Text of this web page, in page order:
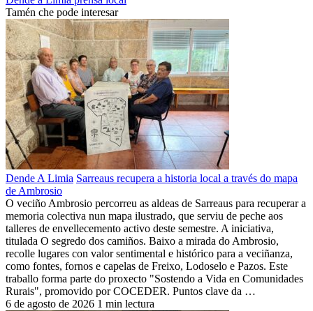
Tamén che pode interesar
Dende A Limia Sarreaus recupera a historia local a través do mapa
de Ambrosio
O veciño Ambrosio percorreu as aldeas de Sarreaus para recuperar a
memoria colectiva nun mapa ilustrado, que serviu de peche aos
talleres de envellecemento activo deste semestre. A iniciativa,
titulada O segredo dos camiños. Baixo a mirada do Ambrosio,
recolle lugares con valor sentimental e histórico para a veciñanza,
como fontes, fornos e capelas de Freixo, Lodoselo e Pazos. Este
traballo forma parte do proxecto "Sostendo a Vida en Comunidades
Rurais", promovido por COCEDER. Puntos clave da …
6 de agosto de 2026 1 min lectura